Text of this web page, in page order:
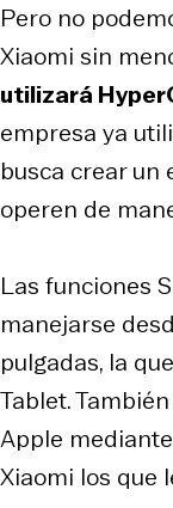
Pero no
Xiaomi sin
utilizará
empresa ya
busca crear un
operen de
Las funciones
manejarse
pulgadas, la
Tablet.
Apple
Xiaomi los que